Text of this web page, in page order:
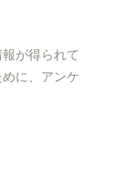
が得られて
に、アンケ